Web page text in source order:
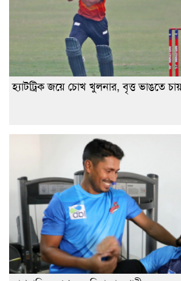
হ্যাটট্রিক জয়ে চোখ খুলনার, বৃত্ত ভাঙতে